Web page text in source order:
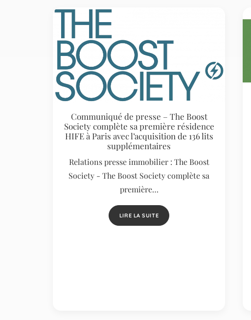
Communiqué de presse – The Boost
Society complète sa première résidence
HIFE à Paris avec l’acquisition de 136 lits
supplémentaires
Relations presse immobilier : The Boost
Society - The Boost Society complète sa
première…
LIRE LA SUITE